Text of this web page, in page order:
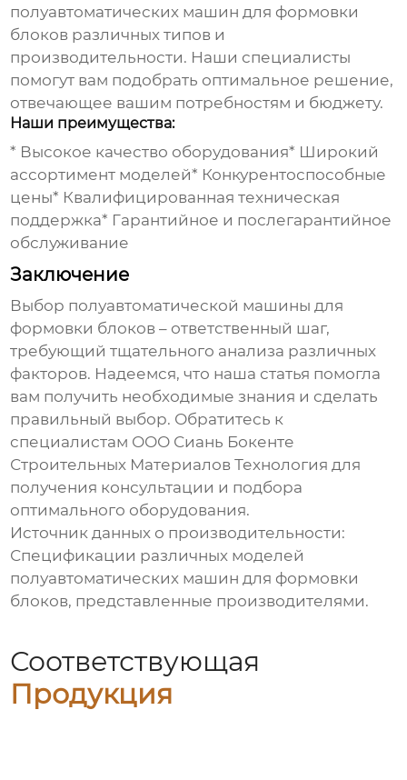
полуавтоматических машин для формовки
блоков различных типов и
производительности. Наши специалисты
помогут вам подобрать оптимальное решение,
отвечающее вашим потребностям и бюджету.
Наши преимущества:
* Высокое качество оборудования* Широкий
ассортимент моделей* Конкурентоспособные
цены* Квалифицированная техническая
поддержка* Гарантийное и послегарантийное
обслуживание
Заключение
Выбор полуавтоматической машины для
формовки блоков – ответственный шаг,
требующий тщательного анализа различных
факторов. Надеемся, что наша статья помогла
вам получить необходимые знания и сделать
правильный выбор. Обратитесь к
специалистам ООО Сиань Бокенте
Строительных Материалов Технология для
получения консультации и подбора
оптимального оборудования.
Источник данных о производительности:
Спецификации различных моделей
полуавтоматических машин для формовки
блоков, представленные производителями.
Соответствующая
Продукция